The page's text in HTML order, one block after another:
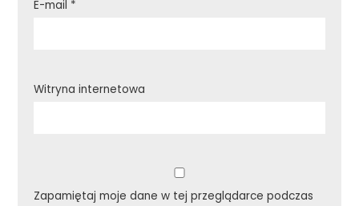
E-mail *
Witryna internetowa
Zapamiętaj moje dane w tej przeglądarce podczas